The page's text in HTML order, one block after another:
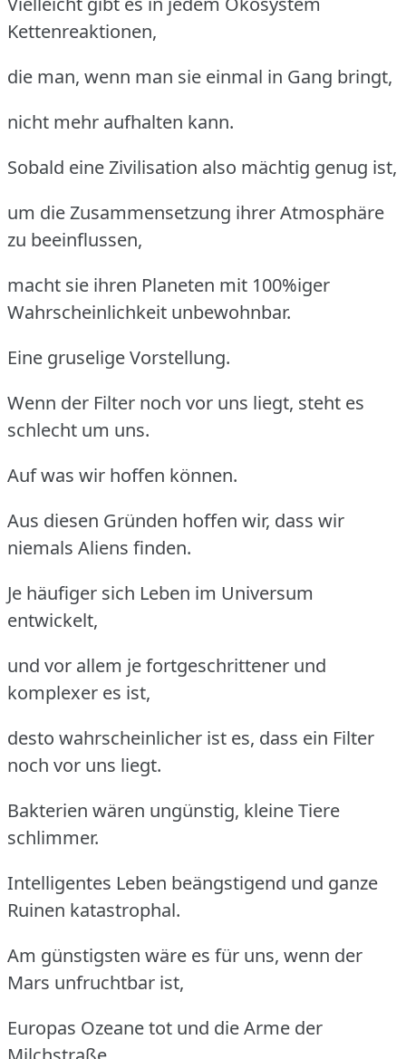
Kettenreaktionen,
die man, wenn man sie einmal in Gang bringt,
nicht mehr aufhalten kann.
Sobald eine Zivilisation also mächtig genug ist,
um die Zusammensetzung ihrer Atmosphäre
zu beeinflussen,
macht sie ihren Planeten mit 100%iger
Wahrscheinlichkeit unbewohnbar.
Eine gruselige Vorstellung.
Wenn der Filter noch vor uns liegt, steht es
schlecht um uns.
Auf was wir hoffen können.
Aus diesen Gründen hoffen wir, dass wir
niemals Aliens finden.
Je häufiger sich Leben im Universum
entwickelt,
und vor allem je fortgeschrittener und
komplexer es ist,
desto wahrscheinlicher ist es, dass ein Filter
noch vor uns liegt.
Bakterien wären ungünstig, kleine Tiere
schlimmer.
Intelligentes Leben beängstigend und ganze
Ruinen katastrophal.
Am günstigsten wäre es für uns, wenn der
Mars unfruchtbar ist,
Europas Ozeane tot und die Arme der